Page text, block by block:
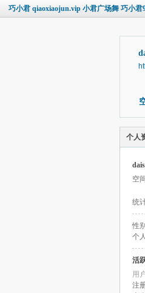
巧小君 qiaoxiaojun.vip 小君广场舞 巧小君
个人
空
统
性别
个
活
用
注